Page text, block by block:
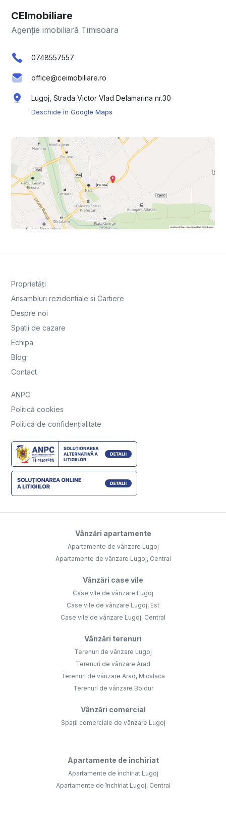
CEImobiliare
Agenție imobiliară Timisoara
0748557557
office@ceimobiliare.ro
Lugoj, Strada Victor Vlad Delamarina nr.30
Deschide în Google Maps
Proprietăți
Ansambluri rezidentiale si Cartiere
Despre noi
Spatii de cazare
Echipa
Blog
Contact
ANPC
Politică cookies
Politică de confidențialitate
Vânzări apartamente
Apartamente de vânzare Lugoj
Apartamente de vânzare Lugoj, Central
Vânzări case vile
Case vile de vânzare Lugoj
Case vile de vânzare Lugoj, Est
Case vile de vânzare Lugoj, Central
Vânzări terenuri
Terenuri de vânzare Lugoj
Terenuri de vânzare Arad
Terenuri de vânzare Arad, Micalaca
Terenuri de vânzare Boldur
Vânzări comercial
Spații comerciale de vânzare Lugoj
Apartamente de închiriat
Apartamente de închiriat Lugoj
Apartamente de închiriat Lugoj, Central